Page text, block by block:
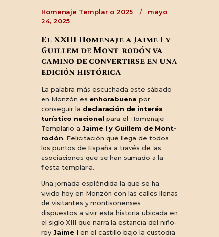
CONTACTO
Homenaje Templario 2025
mayo
24, 2025
El XXIII Homenaje a Jaime I y
Guillem de Mont-rodón va
camino de convertirse en una
edición histórica
La palabra más escuchada este sábado
en Monzón es enhorabuena por
conseguir la declaración de interés
turístico nacional para el Homenaje
Templario a Jaime I y Guillem de Mont-
rodón. Felicitación que llega de todos
los puntos de España a través de las
asociaciones que se han sumado a la
fiesta templaria.
Una jornada espléndida la que se ha
vivido hoy en Monzón con las calles llenas
de visitantes y montisonenses
dispuestos a vivir esta historia ubicada en
el siglo XIII que narra la estancia del niño-
rey Jaime I en el castillo bajo la custodia